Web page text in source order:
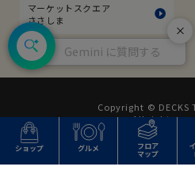
Gemini に質問する
閉
マーケットスクエア
ささしま
Copyright © DECKS
All rights
ショップ グルメ フロア
マップ